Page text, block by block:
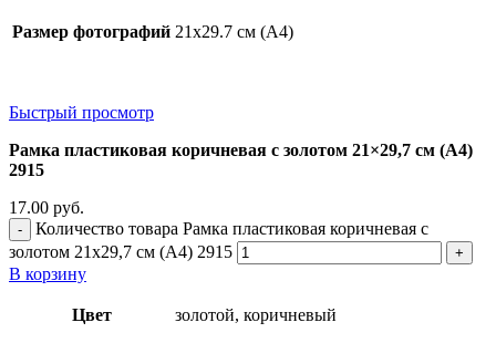
Размер фотографий 21х29.7 см (А4)
Быстрый просмотр
Рамка пластиковая коричневая с золотом 21×29,7 см (А4)
2915
17.00 руб.
Количество товара Рамка пластиковая коричневая с
золотом 21x29,7 см (А4) 2915
В корзину
Цвет золотой, коричневый